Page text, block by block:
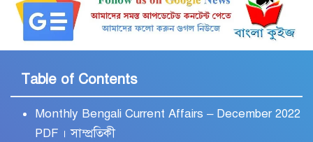
Table of Contents
Monthly Bengali Current Affairs – December 2022
PDF । সাম্প্রতিকী